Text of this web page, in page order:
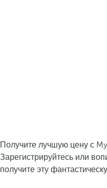
Получите лучшую цену с
Зарегистрируйтесь или
получите эту